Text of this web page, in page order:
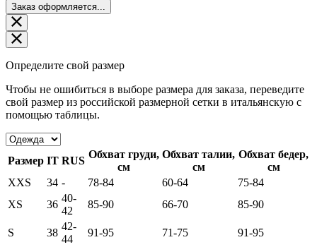
Заказ оформляется...
Определите свой размер
Чтобы не ошибиться в выборе размера для заказа, переведите
свой размер из российской размерной сетки в итальянскую с
помощью таблицы.
Размер IT RUS
Обхват груди,
см
Обхват талии,
см
Обхват бедер,
см
XXS
34 - 78-84 60-64
75-84
XS
36
40-
42
85-90 66-70 85-90
S 38
42-
44
91-95 71-75 91-95